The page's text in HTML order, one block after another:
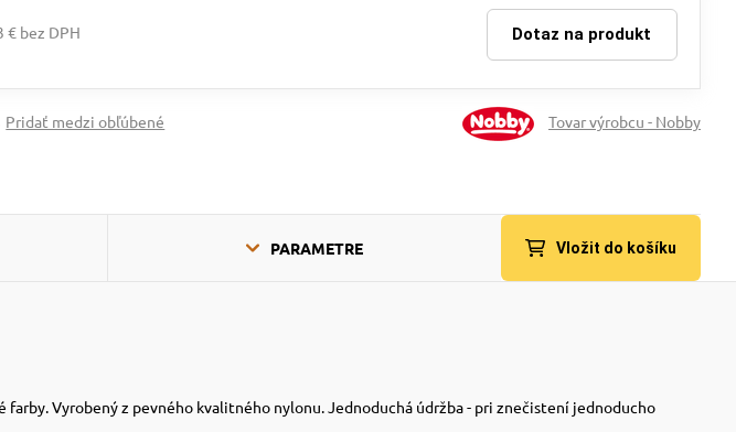
€ bez DPH Dotaz na produkt
Pridať medzi obľúbené Tovar výrobcu - Nobby
PARAMETRE Vložit do košíku
Vyrobený z pevného kvalitného nylonu. Jednoduchá údržba - pri znečistení jednoducho